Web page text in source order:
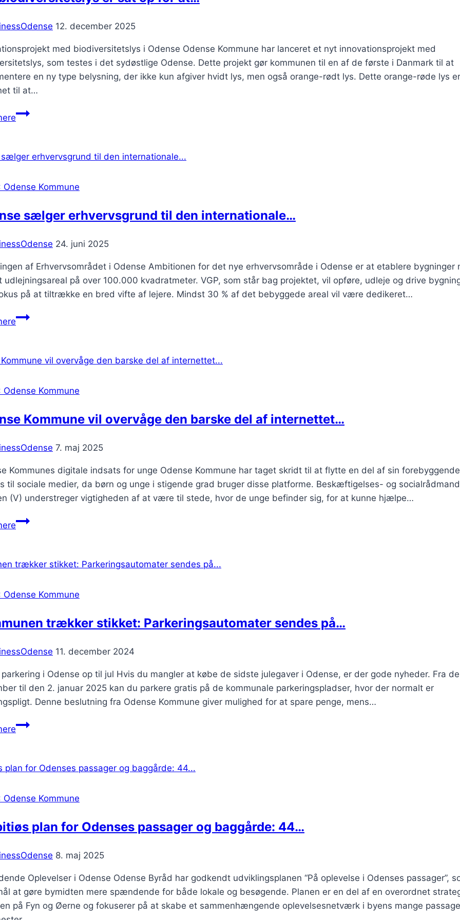
12. december 2025
med biodiversitetslys i Odense Odense Kommune har lanceret et nyt innovationsprojekt med
som testes i det sydøstlige Odense. Dette projekt gør kommunen til en af de første i Danmark til at
en ny type belysning, der ikke kun afgiver hvidt lys, men også orange-rødt lys. Dette orange-røde lys er
til at…
Nyt
sat
Odense Kommune
sælger erhvervsgrund til den internationale…
24. juni 2025
af Erhvervsområdet i Odense Ambitionen for det nye erhvervsområde i Odense er at etablere bygninger
udlejningsareal på over 100.000 kvadratmeter. VGP, som står bag projektet, vil opføre, udleje og drive
på at tiltrække en bred vifte af lejere. Mindst 30 % af det bebyggede areal vil være dedikeret…
Odense
til
internationale…
Odense Kommune
Kommune vil overvåge den barske del af internettet…
7. maj 2025
Kommunes digitale indsats for unge Odense Kommune har taget skridt til at flytte en del af sin forebyggende
til sociale medier, da børn og unge i stigende grad bruger disse platforme. Beskæftigelses- og
(V) understreger vigtigheden af at være til stede, hvor de unge befinder sig, for at kunne hjælpe…
Odense
overvåge
barske
internettet…
Odense Kommune
trækker stikket: Parkeringsautomater sendes på…
11. december 2024
i Odense op til jul Hvis du mangler at købe de sidste julegaver i Odense, er der gode nyheder. Fra
til den 2. januar 2025 kan du parkere gratis på de kommunale parkeringspladser, hvor der normalt er
Denne beslutning fra Odense Kommune giver mulighed for at spare penge, mens…
Kommunen
Parkeringsautomater
Odense Kommune
plan for Odenses passager og baggårde: 44…
8. maj 2025
Oplevelser i Odense Odense Byråd har godkendt udviklingsplanen “På oplevelse i Odenses passager”,
at gøre bymidten mere spændende for både lokale og besøgende. Planen er en del af en overordnet
på Fyn og Øerne og fokuserer på at skabe et sammenhængende oplevelsesnetværk i byens mange